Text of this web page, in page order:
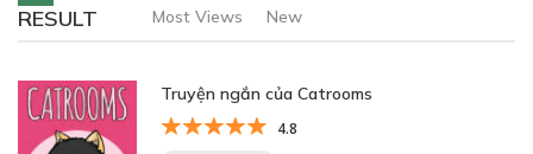
RESULT
Most Views New
Truyện ngắn của Catrooms
4.8